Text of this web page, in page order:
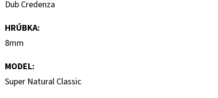
Dub Credenza
HRÚBKA:
8mm
MODEL:
Super Natural Classic